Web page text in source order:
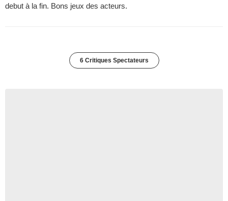
debut à la fin. Bons jeux des acteurs.
6 Critiques Spectateurs